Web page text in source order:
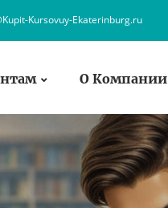
Kursovuy-Ekaterinburg.ru
О Компании